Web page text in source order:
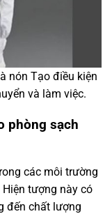
nón Tạo điều kiện
và làm việc.
phòng sạch
các môi trường
tượng này có
đến chất lượng